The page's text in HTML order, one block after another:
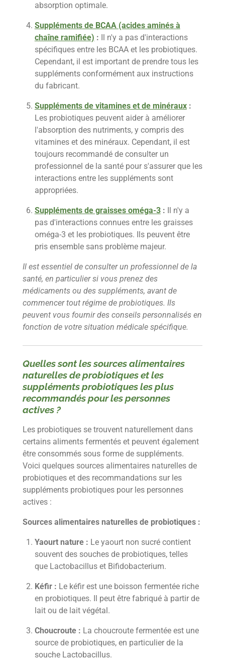
absorption optimale.
Suppléments de BCAA (acides aminés à
chaîne ramifiée) : Il n'y a pas d'interactions
spécifiques entre les BCAA et les probiotiques.
Cependant, il est important de prendre tous les
suppléments conformément aux instructions
du fabricant.
Suppléments de vitamines et de minéraux:
Les probiotiques peuvent aider à améliorer
l'absorption des nutriments, y compris des
vitamines et des minéraux. Cependant, il est
toujours recommandé de consulter un
professionnel de la santé pour s'assurer que les
interactions entre les suppléments sont
appropriées.
Suppléments de graisses oméga-3: Il n'y a
pas d'interactions connues entre les graisses
oméga-3 et les probiotiques. Ils peuvent être
pris ensemble sans problème majeur.
Il est essentiel de consulter un professionnel de la
santé, en particulier si vous prenez des
médicaments ou des suppléments, avant de
commencer tout régime de probiotiques. Ils
peuvent vous fournir des conseils personnalisés en
fonction de votre situation médicale spécifique.
Quelles sont les sources alimentaires
naturelles de probiotiques et les
suppléments probiotiques les plus
recommandés pour les personnes
actives ?
Les probiotiques se trouvent naturellement dans
certains aliments fermentés et peuvent également
être consommés sous forme de suppléments.
Voici quelques sources alimentaires naturelles de
probiotiques et des recommandations sur les
suppléments probiotiques pour les personnes
actives :
Sources alimentaires naturelles de probiotiques :
Yaourt nature : Le yaourt non sucré contient
souvent des souches de probiotiques, telles
que Lactobacillus et Bifidobacterium.
Kéfir : Le kéfir est une boisson fermentée riche
en probiotiques. Il peut être fabriqué à partir de
lait ou de lait végétal.
Choucroute : La choucroute fermentée est une
source de probiotiques, en particulier de la
souche Lactobacillus.